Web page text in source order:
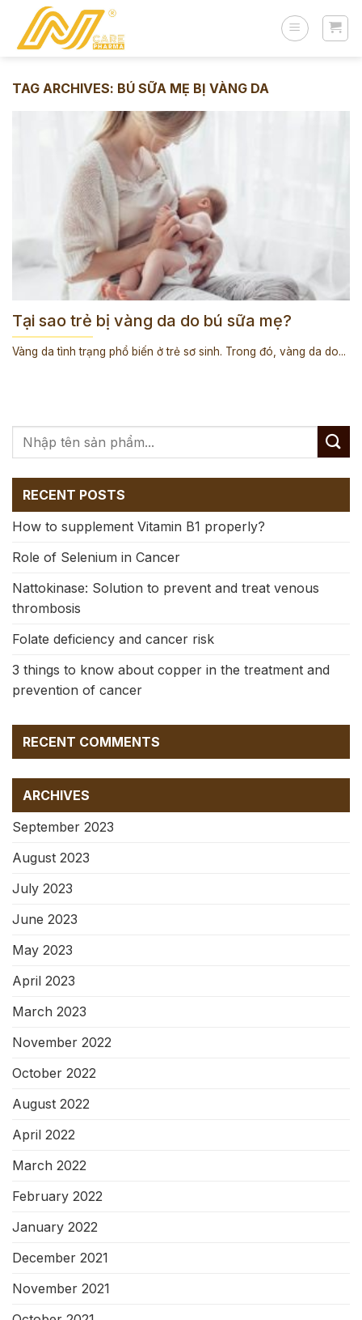
content
TAG ARCHIVES: BÚ SỮA MẸ BỊ VÀNG DA
Tại sao trẻ bị vàng da do bú sữa mẹ?
Vàng da tình trạng phổ biến ở trẻ sơ sinh. Trong đó, vàng da do...
RECENT POSTS
How to supplement Vitamin B1 properly?
Role of Selenium in Cancer
Nattokinase: Solution to prevent and treat venous
thrombosis
Folate deficiency and cancer risk
3 things to know about copper in the treatment and
prevention of cancer
RECENT COMMENTS
ARCHIVES
September 2023
August 2023
July 2023
June 2023
May 2023
April 2023
March 2023
November 2022
October 2022
August 2022
April 2022
March 2022
February 2022
January 2022
December 2021
November 2021